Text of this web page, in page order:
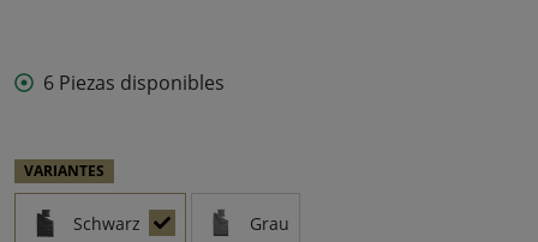
6 Piezas disponibles
VARIANTES
Schwarz Grau